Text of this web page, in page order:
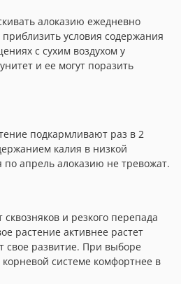
алоказию ежедневно
условия содержания
с сухим воздухом у
и ее могут поразить
подкармливают раз в 2
калия в низкой
по апрель алоказию не тревожат.
и резкого перепада
растение активнее растет
свое развитие. При выборе
корневой системе комфортнее в